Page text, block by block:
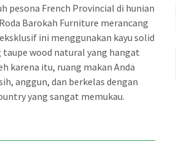
pesona French Provincial di hunian
Barokah Furniture merancang
ini menggunakan kayu solid
wood natural yang hangat
karena itu, ruang makan Anda
anggun, dan berkelas dengan
yang sangat memukau.